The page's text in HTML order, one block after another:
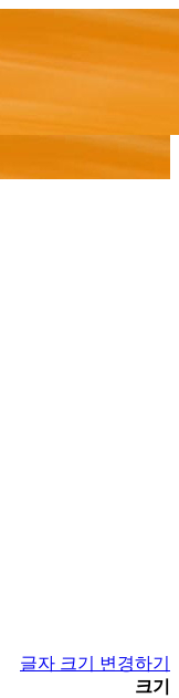
글자 크기 변경하기
크기